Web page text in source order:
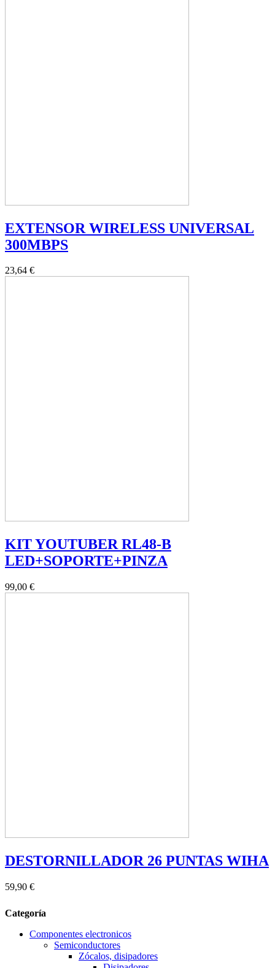
EXTENSOR WIRELESS UNIVERSAL
300MBPS
23,64 €
KIT YOUTUBER RL48-B
LED+SOPORTE+PINZA
99,00 €
DESTORNILLADOR 26 PUNTAS WIHA
59,90 €
Categoría
Componentes electronicos
Semiconductores
Zócalos, disipadores